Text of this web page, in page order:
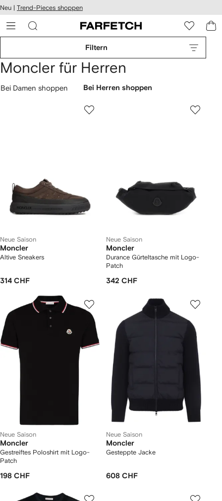
zum
Neu | Trend-Pieces shoppen
Filtern
Moncler für Herren
Bei Damen shoppen Bei Herren shoppen
Neue Saison
Moncler
Altive Sneakers
314 CHF
Neue Saison
Moncler
Durance Gürteltasche mit Logo-
Patch
342 CHF
Neue Saison
Moncler
Gestreiftes Poloshirt mit Logo-
Patch
198 CHF
Neue Saison
Moncler
Gesteppte Jacke
608 CHF